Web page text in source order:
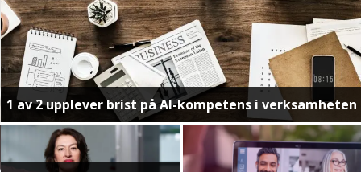
1 av 2 upplever brist på AI-kompetens i verksamheten